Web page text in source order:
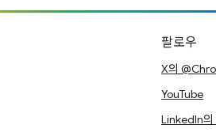
팔로우
X의
YouTube
LinkedIn